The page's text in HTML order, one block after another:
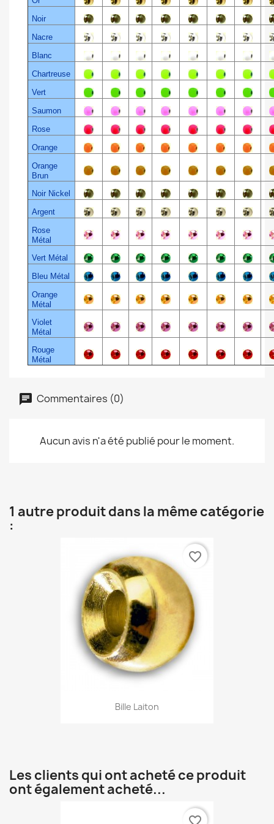
Noir
Nacre
Blanc
Chartreuse
Vert
Saumon
Rose
Orange
Orange
Brun
Noir Nickel
Argent
Rose
Métal
Vert Métal
Bleu Métal
Orange
Métal
Violet
Métal
Rouge
Métal
Commentaires (0)
Aucun avis n'a été publié pour le moment.
1 autre produit dans la même catégorie
:
Bille Laiton
favorite_border
Les clients qui ont acheté ce produit
ont également acheté...
favorite_border